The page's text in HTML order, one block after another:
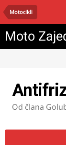
Motocikli
Moto
Od člana